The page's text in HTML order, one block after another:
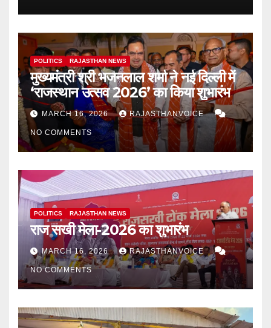
POLITICS RAJASTHAN NEWS
मुख्यमंत्री श्री भजनलाल शर्मा ने नई दिल्ली में
‘राजस्थान उत्सव 2026’ का किया शुभारंभ
MARCH 16, 2026 RAJASTHANVOICE
NO COMMENTS
POLITICS RAJASTHAN NEWS
राज सखी मेला-2026 का शुभारंभ
MARCH 16, 2026 RAJASTHANVOICE
NO COMMENTS